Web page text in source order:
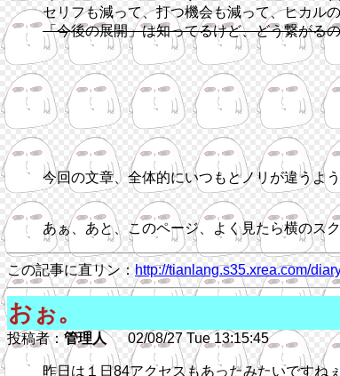
セリフも減って、打つ機会も減って、ヒカル
「今後の展開」は知ってるけど、どう繋がる
今回の文章、全体的にいつもとノリが違うよ
あぁ、あと、このページ、よく見たら横のス
この記事に直リン： http://tianlang.s35.xrea.com/
おぉ。
投稿者： 管理人02/08/27 Tue 13:15:45
昨日は１日84アクセスもあったみたいですねぇ